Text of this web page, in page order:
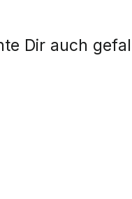
Dir auch